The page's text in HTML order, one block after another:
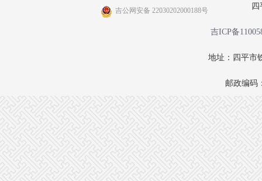
吉公网安备 22030202000188号 四
吉ICP备
地址：四平市
邮政编码